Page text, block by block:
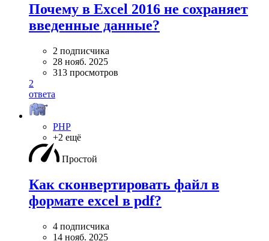
Почему в Excel 2016 не сохраняет
введенные данные?
2 подписчика
28 нояб. 2025
313 просмотров
2
ответа
PHP
+2 ещё
Простой
Как сконвертировать файл в
формате excel в pdf?
4 подписчика
14 нояб. 2025